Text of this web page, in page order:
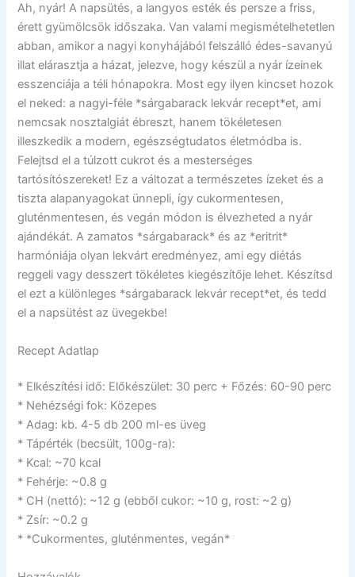
Ah, nyár! A napsütés, a langyos esték és persze a friss,
érett gyümölcsök időszaka. Van valami megismételhetetlen
abban, amikor a nagyi konyhájából felszálló édes-savanyú
illat elárasztja a házat, jelezve, hogy készül a nyár ízeinek
esszenciája a téli hónapokra. Most egy ilyen kincset hozok
el neked: a nagyi-féle *sárgabarack lekvár recept*et, ami
nemcsak nosztalgiát ébreszt, hanem tökéletesen
illeszkedik a modern, egészségtudatos életmódba is.
Felejtsd el a túlzott cukrot és a mesterséges
tartósítószereket! Ez a változat a természetes ízeket és a
tiszta alapanyagokat ünnepli, így cukormentesen,
gluténmentesen, és vegán módon is élvezheted a nyár
ajándékát. A zamatos *sárgabarack* és az *eritrit*
harmóniája olyan lekvárt eredményez, ami egy diétás
reggeli vagy desszert tökéletes kiegészítője lehet. Készítsd
el ezt a különleges *sárgabarack lekvár recept*et, és tedd
el a napsütést az üvegekbe!
Recept Adatlap
* Elkészítési idő: Előkészület: 30 perc + Főzés: 60-90 perc
* Nehézségi fok: Közepes
* Adag: kb. 4-5 db 200 ml-es üveg
* Tápérték (becsült, 100g-ra):
* Kcal: ~70 kcal
* Fehérje: ~0.8 g
* CH (nettó): ~12 g (ebből cukor: ~10 g, rost: ~2 g)
* Zsír: ~0.2 g
* *Cukormentes, gluténmentes, vegán*